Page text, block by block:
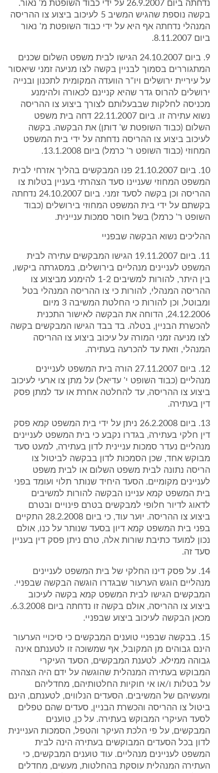
נדחתה ביום 26.9.2007 על ידי כבוד השופטת מ' נאור.
בקשה נוספת שהגיש המשיב 5 לעיכוב ביצוע צו ההריסה
המנהלי נדחתה אף היא על ידי כבוד השופטת מ' נאור
ביום 8.11.2007.
9. ביום 24.10.2007 הגישו לבית משפט השלום שכנים
המתגוררים בסמוך לבניין בקשה לצו מניעה זמני שיאסור
על עיריית ירושלים ויו"ר הוועדה המקומית לתכנון ובנייה
ירושלים להרוס גדר שהיא קניינם לכאורה ולהימנע
מכניסה לחלקות שבבעלותם לצורך ביצוע צו ההריסה
נשוא עתירה זו. ביום 22.11.2007 דחה בית משפט
השלום (כבוד השופטת ש' דותן) את הבקשה. בקשה
לעיכוב ביצוע צו ההריסה נדחתה על ידי בית המשפט
המחוזי (כבוד השופט ר' כרמל) ביום 13.1.2008.
10. ביום 21.10.2007 פנו המבקשים בהליך אזרחי לבית
המשפט המחוזי שעניינו סעד הצהרתי בעניין בטלות צו
ההריסה וכן בקשה לסעד זמני. ביום 24.10.2007 נדחתה
בקשתם על ידי בית המשפט המחוזי בירושלים (כבוד
השופט ר' כרמל) בשל חוסר סמכות עניינית.
ההליכים נשוא הבקשה שבפניי
11. ביום 19.11.2007 הגישו המבקשים עתירה לבית
המשפט לעניינים מנהליים בירושלים, במסגרתה ביקשו,
בין היתר, להורות למשיבים 1-2 להימנע מביצוע צו
ההריסה המנהלי, להורות כי צו ההריסה המנהלי בטל
ומבוטל, וכן להורות כי החלטת המשיבה 3 מיום
24.12.2006, הדוחה את הבקשה לאישור התכנית
להכשרת הבניין, בטלה. בד בבד הגישו המבקשים בקשה
לצו מניעה זמני המורה על עיכוב ביצוע צו ההריסה
המנהלי, וזאת עד להכרעה בעתירה.
12. ביום 27.11.2007 הורה בית המשפט לעניינים
מנהליים (כבוד השופט י' עדיאל) על מתן צו ארעי לעיכוב
ביצוע צו ההריסה, עד להחלטה אחרת או עד למתן פסק
דין בעתירה.
13. ביום 26.2.2008 ניתן על ידי בית המשפט קמא פסק
דין חלקי בעתירה, בגדרו נקבע כי בית המשפט לעניינים
מנהליים נעדר סמכות עניינית לדון בעתירה, למעט סעד
מבוקש אחד, שכן הסמכות לדון בבקשה לביטול צו
הריסה נתונה לבית משפט השלום או לבית משפט
לעניינים מקומיים. הסעד היחיד שנותר תלוי ועומד בפני
בית המשפט קמא עניינו הבקשה להורות למשיבים
לדאוג לדיור חלופי למבקשים בטרם פינויים ובטרם
ביצוע צו ההריסה. יוער עוד, כי ביום 28.2.2008 התקיים
בפני בית המשפט קמא דיון בסעד שנותר על כנו, אולם
נכון למועד כתיבת שורות אלה, טרם ניתן פסק דין בעניין
סעד זה.
14. על פסק דינו החלקי של בית המשפט לעניינים
מנהליים הוגש הערעור שבגדרו הוגשה הבקשה שבפניי.
המבקשים הגישו לבית המשפט קמא בקשה לעיכוב
ביצוע צו ההריסה, אולם בקשה זו נדחתה ביום 6.3.2008.
מכאן הבקשה לעיכוב ביצוע שבפניי.
15. בבקשה שבפניי טוענים המבקשים כי סיכויי הערעור
הינם גבוהים מן המקובל, אף שמשוכה זו לטענתם אינה
גבוהה ממילא. לטענת המבקשים, הסעד העיקרי
המבוקש בעתירה המנהלית שהוגשה על ידם היה הצהרה
על בטלות ו/או אי חוקיות החלטותיהם, מחדליהם
ומעשיהם של המשיבים. הסעדים הנלווים, לטענתם, הינם
ביטול צו ההריסה והכשרת הבניין, סעדים שהם טפלים
לסעד העיקרי המבוקש בעתירה. על כן, טוענים
המבקשים, על פי הלכת העיקר והטפל, הסמכות העניינית
לדון בכל הסעדים המבוקשים בעתירה הינה לבית
המשפט לעניינים מנהליים. עוד טוענים המבקשים, כי
העתירה המנהלית עוסקת בהחלטות, מעשים, מחדלים